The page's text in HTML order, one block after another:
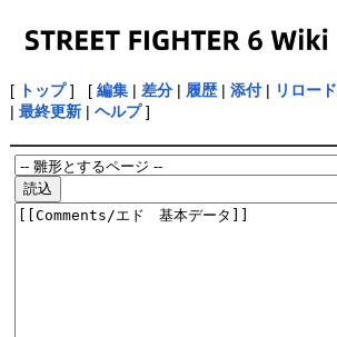
[ トップ] [ 編集| 差分| 履歴| 添付| リロード
| 最終更新| ヘルプ]